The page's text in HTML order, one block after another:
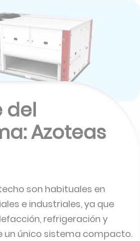
del
Azoteas
son habituales en
e industriales, ya que
refrigeración y
un único sistema compacto.